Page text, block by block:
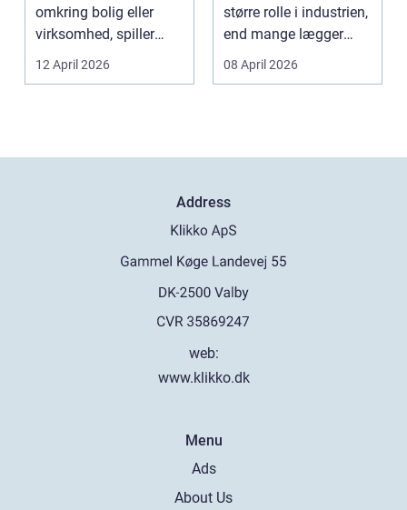
omkring bolig eller
virksomhed, spiller
belægningen en helt
centra...
12 April 2026
større rolle i industrien,
end mange lægger
mærke til i hverdage...
08 April 2026
Address
web:
www.klikko.dk
Menu
Ads
About Us